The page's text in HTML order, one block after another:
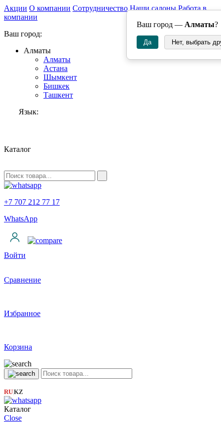
Ваш город — Алматы?
Да Нет, выбрать
Акции О компании Сотрудничество Наши салоны Работа в
компании
Ваш город:
Алматы
Алматы
Астана
Шымкент
Бишкек
Ташкент
Язык:
Каталог
+7 707 212 77 17
WhatsApp
Войти
Сравнение
Избранное
Корзина
RU|KZ
Каталог
Close